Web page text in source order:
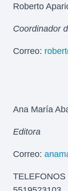
Roberto
Coordinador
Correo:
Ana María
Editora
Correo: